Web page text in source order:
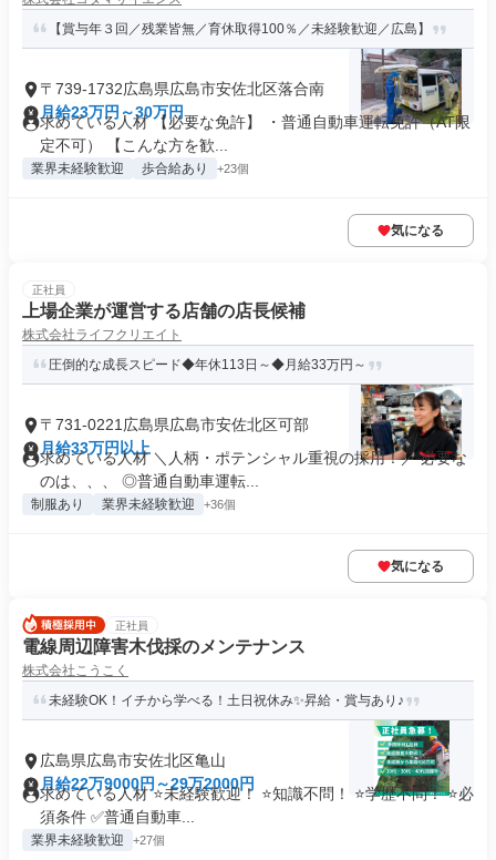
【賞与年３回／残業皆無／育休取得100％／未経験歓迎／広島】
〒739-1732広島県広島市安佐北区落合南
月給23万円～30万円
求めている人材 【必要な免許】 ・普通自動車運転免許（AT限
定不可） 【こんな方を歓...
業界未経験歓迎 歩合給あり +23個
気になる
正社員
上場企業が運営する店舗の店長候補
株式会社ライフクリエイト
圧倒的な成長スピード◆年休113日～◆月給33万円～
〒731-0221広島県広島市安佐北区可部
月給33万円以上
求めている人材 ＼人柄・ポテンシャル重視の採用！／ 必要な
のは、、、 ◎普通自動車運転...
制服あり 業界未経験歓迎 +36個
気になる
正社員
電線周辺障害木伐採のメンテナンス
株式会社こうこく
未経験OK！イチから学べる！土日祝休み✨昇給・賞与あり♪
広島県広島市安佐北区亀山
月給22万9000円～29万2000円
求めている人材 ⭐未経験歓迎！ ⭐知識不問！ ⭐学歴不問！ ⭐必
須条件 ✅普通自動車...
業界未経験歓迎 +27個